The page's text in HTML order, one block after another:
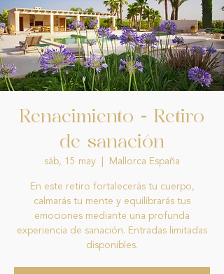
Renacimiento - Retiro
de sanación
sáb, 15 may Mallorca España
En este retiro fortalecerás tu cuerpo,
calmarás tu mente y equilibrarás tus
emociones mediante una profunda
experiencia de sanación. Entradas limitadas
disponibles.